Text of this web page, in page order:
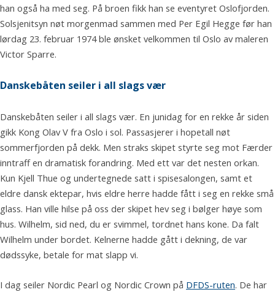
han også ha med seg. På broen fikk han se eventyret Oslofjorden.
Solsjenitsyn nøt morgenmad sammen med Per Egil Hegge før han
lørdag 23. februar 1974 ble ønsket velkommen til Oslo av maleren
Victor Sparre.
Danskebåten seiler i all slags vær
Danskebåten seiler i all slags vær. En junidag for en rekke år siden
gikk Kong Olav V fra Oslo i sol. Passasjerer i hopetall nøt
sommerfjorden på dekk. Men straks skipet styrte seg mot Færder
inntraff en dramatisk forandring. Med ett var det nesten orkan.
Kun Kjell Thue og undertegnede satt i spisesalongen, samt et
eldre dansk ektepar, hvis eldre herre hadde fått i seg en rekke små
glass. Han ville hilse på oss der skipet hev seg i bølger høye som
hus. Wilhelm, sid ned, du er svimmel, tordnet hans kone. Da falt
Wilhelm under bordet. Kelnerne hadde gått i dekning, de var
dødssyke, betale for mat slapp vi.
I dag seiler Nordic Pearl og Nordic Crown på DFDS-ruten. De har